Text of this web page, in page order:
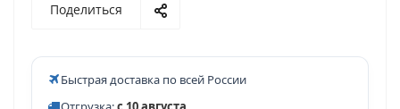
Поделиться
Быстрая доставка по всей России